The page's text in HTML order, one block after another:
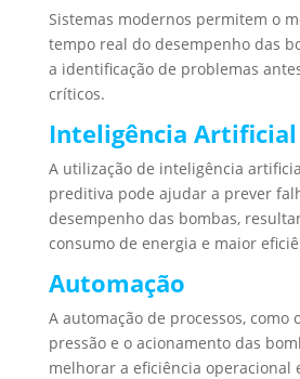
Sistemas modernos permitem o
tempo real do desempenho das
a identificação de problemas
críticos.
Inteligência Artificial
A utilização de inteligência
preditiva pode ajudar a prever
desempenho das bombas,
consumo de energia e maior
Automação
A automação de processos, como
pressão e o acionamento das
melhorar a eficiência operacional